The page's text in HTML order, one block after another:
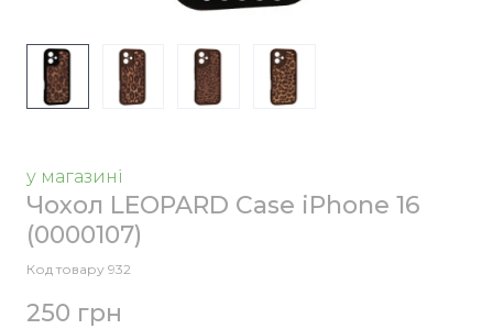
у магазині
Чохол LEOPARD Case iPhone 16
(0000107)
Код товару 932
250 грн